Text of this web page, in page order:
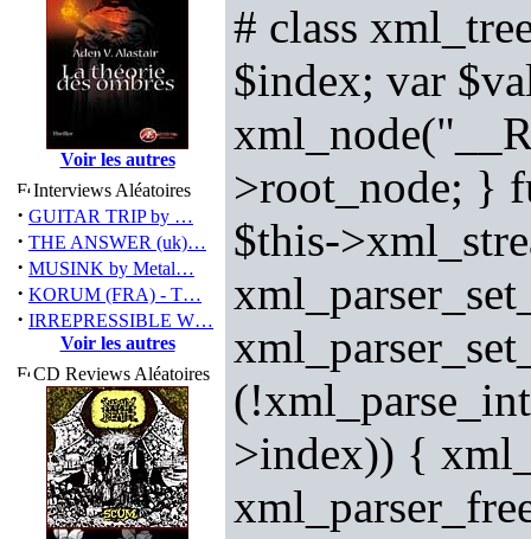
Voir les autres
Interviews Aléatoires
· GUITAR TRIP by …
· THE ANSWER (uk)…
· MUSINK by Metal…
· KORUM (FRA) - T…
· IRREPRESSIBLE W…
Voir les autres
CD Reviews Aléatoires
# class
$index; var
>root_node; }
$this-
>index)) {